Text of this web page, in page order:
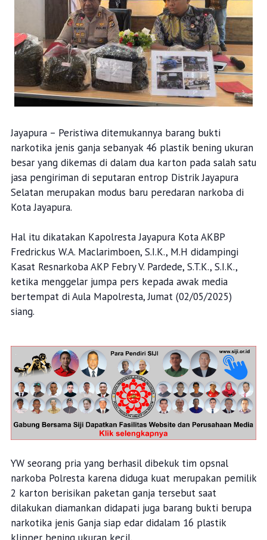
Jayapura – Peristiwa ditemukannya barang bukti
narkotika jenis ganja sebanyak 46 plastik bening ukuran
besar yang dikemas di dalam dua karton pada salah satu
jasa pengiriman di seputaran entrop Distrik Jayapura
Selatan merupakan modus baru peredaran narkoba di
Kota Jayapura.
Hal itu dikatakan Kapolresta Jayapura Kota AKBP
Fredrickus W.A. Maclarimboen, S.I.K., M.H didampingi
Kasat Resnarkoba AKP Febry V. Pardede, S.T.K., S.I.K.,
ketika menggelar jumpa pers kepada awak media
bertempat di Aula Mapolresta, Jumat (02/05/2025)
siang.
YW seorang pria yang berhasil dibekuk tim opsnal
narkoba Polresta karena diduga kuat merupakan pemilik
2 karton berisikan paketan ganja tersebut saat
dilakukan diamankan didapati juga barang bukti berupa
narkotika jenis Ganja siap edar didalam 16 plastik